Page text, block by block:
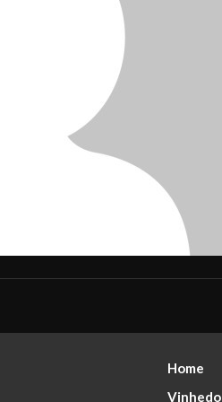
Home
Vinhedo